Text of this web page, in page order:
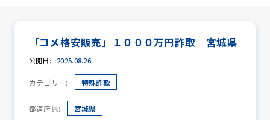
防犯活動ニュース
「コメ格安販売」１０００万円詐取 宮城県
公開日: 2025.08.26
カテゴリー: 特殊詐欺
都道府県: 宮城県